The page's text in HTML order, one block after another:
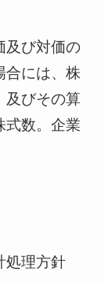
及び対価の
合には、株
その算
式数。企業
処理方針